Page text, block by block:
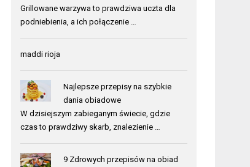
Grillowane warzywa to prawdziwa uczta dla
podniebienia, a ich połączenie …
maddi rioja
Najlepsze przepisy na szybkie
dania obiadowe
W dzisiejszym zabieganym świecie, gdzie
czas to prawdziwy skarb, znalezienie …
9 Zdrowych przepisów na obiad